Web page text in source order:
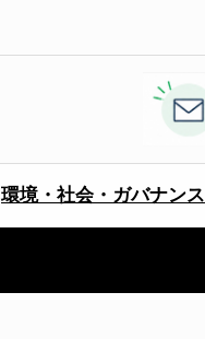
環境・社会・ガバナンス